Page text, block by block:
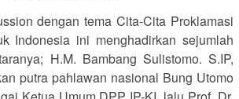
dengan tema Cita-Cita Proklamasi
Indonesia ini menghadirkan sejumlah
H.M. Bambang Sulistomo. S.IP,
putra pahlawan nasional Bung Utomo